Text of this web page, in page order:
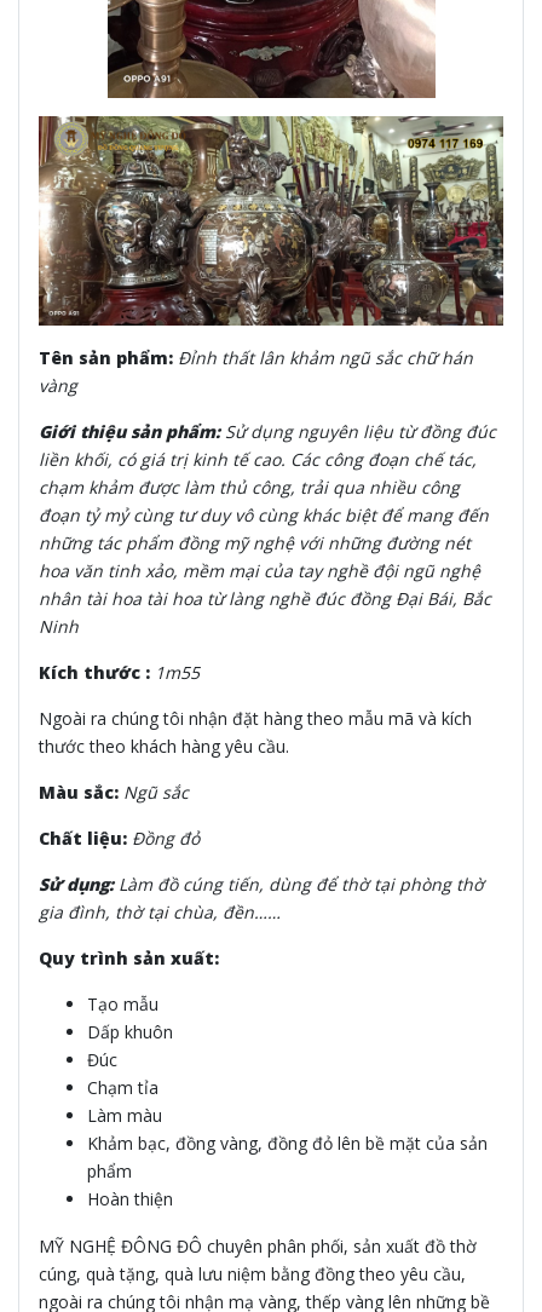
Tên sản phẩm: Đỉnh thất lân khảm ngũ sắc chữ hán
vàng
Giới thiệu sản phẩm: Sử dụng nguyên liệu từ đồng đúc
liền khối, có giá trị kinh tế cao. Các công đoạn chế tác,
chạm khảm được làm thủ công, trải qua nhiều công
đoạn tỷ mỷ cùng tư duy vô cùng khác biệt để mang đến
những tác phẩm đồng mỹ nghệ với những đường nét
hoa văn tinh xảo, mềm mại của tay nghề đội ngũ nghệ
nhân tài hoa tài hoa từ làng nghề đúc đồng Đại Bái, Bắc
Ninh
Kích thước : 1m55
Ngoài ra chúng tôi nhận đặt hàng theo mẫu mã và kích
thước theo khách hàng yêu cầu.
Màu sắc: Ngũ sắc
Chất liệu: Đồng đỏ
Sử dụng: Làm đồ cúng tiến, dùng để thờ tại phòng thờ
gia đình, thờ tại chùa, đền……
Quy trình sản xuất:
Tạo mẫu
Dấp khuôn
Đúc
Chạm tỉa
Làm màu
Khảm bạc, đồng vàng, đồng đỏ lên bề mặt của sản
phẩm
Hoàn thiện
MỸ NGHỆ ĐÔNG ĐÔ chuyên phân phối, sản xuất đồ thờ
cúng, quà tặng, quà lưu niệm bằng đồng theo yêu cầu,
ngoài ra chúng tôi nhận mạ vàng, thếp vàng lên những bề